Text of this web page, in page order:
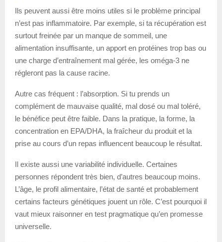
Ils peuvent aussi être moins utiles si le problème principal
n’est pas inflammatoire. Par exemple, si ta récupération est
surtout freinée par un manque de sommeil, une
alimentation insuffisante, un apport en protéines trop bas ou
une charge d’entraînement mal gérée, les oméga-3 ne
régleront pas la cause racine.
Autre cas fréquent : l’absorption. Si tu prends un
complément de mauvaise qualité, mal dosé ou mal toléré,
le bénéfice peut être faible. Dans la pratique, la forme, la
concentration en EPA/DHA, la fraîcheur du produit et la
prise au cours d’un repas influencent beaucoup le résultat.
Il existe aussi une variabilité individuelle. Certaines
personnes répondent très bien, d’autres beaucoup moins.
L’âge, le profil alimentaire, l’état de santé et probablement
certains facteurs génétiques jouent un rôle. C’est pourquoi il
vaut mieux raisonner en test pragmatique qu’en promesse
universelle.